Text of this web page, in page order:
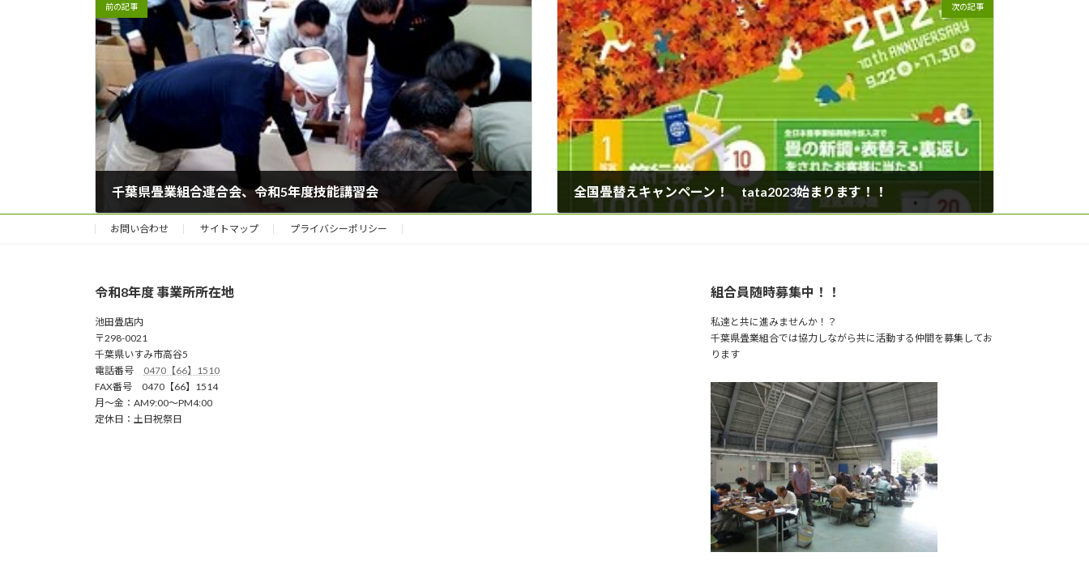
前の記事
千葉県畳業組合連合会、令和5年度技能講習会
2023年6月23日
次の記事
全国畳替えキャンペーン！ tata2023始まります！！
お問い合わせ サイトマップ プライバシーポリシー
令和8年度 事業所所在地
池田畳店内
〒298-0021
千葉県いすみ市高谷5
電話番号 0470【66】1510
FAX番号 0470【66】1514
月～金：AM9:00～PM4:00
定休日：土日祝祭日
組合員随時募集中！！
私達と共に進みませんか！？
千葉県畳業組合では協力しながら共に活動する仲間を募集してお
ります